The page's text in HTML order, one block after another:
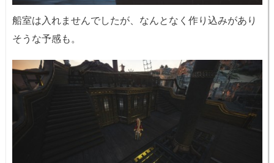
船室は入れませんでしたが、なんとなく作り込みがあり
そうな予感も。